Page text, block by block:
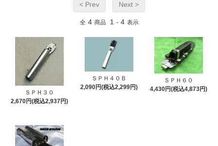
< Prev Next >
全 4 商品 1 - 4 表示
ＳＰＨ３０
2,670円(税込2,937円)
ＳＰＨ４０Ｂ
2,090円(税込2,299円)
ＳＰＨ６０
4,430円(税込4,873円)